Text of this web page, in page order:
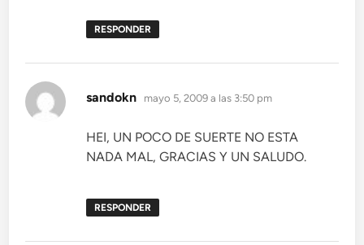
RESPONDER
sandokn dice:
mayo 5, 2009 a las 3:50 pm
HEI, UN POCO DE SUERTE NO ESTA
NADA MAL, GRACIAS Y UN SALUDO.
RESPONDER